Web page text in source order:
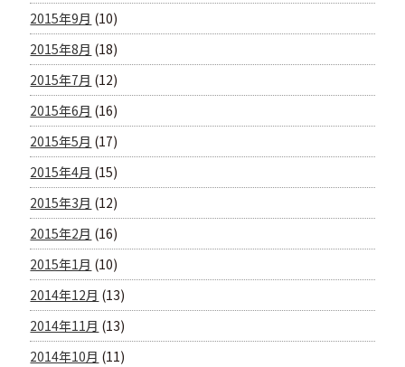
2015年9月 (10)
2015年8月 (18)
2015年7月 (12)
2015年6月 (16)
2015年5月 (17)
2015年4月 (15)
2015年3月 (12)
2015年2月 (16)
2015年1月 (10)
2014年12月 (13)
2014年11月 (13)
2014年10月 (11)